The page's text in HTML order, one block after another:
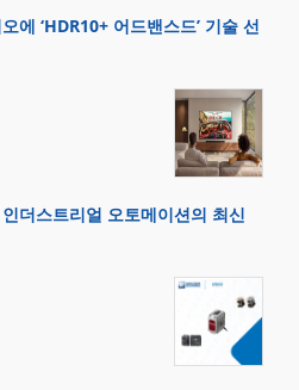
에 ‘HDR10+ 어드밴스드’ 기술 선
더스트리얼 오토메이션의 최신